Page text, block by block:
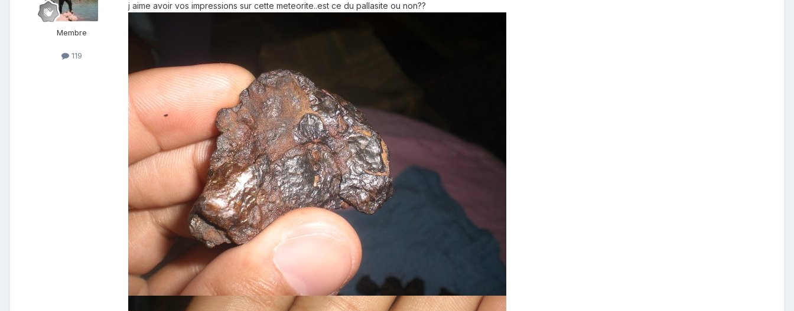
Membre
119
j aime avoir vos impressions sur cette meteorite..est ce du pallasite ou non??